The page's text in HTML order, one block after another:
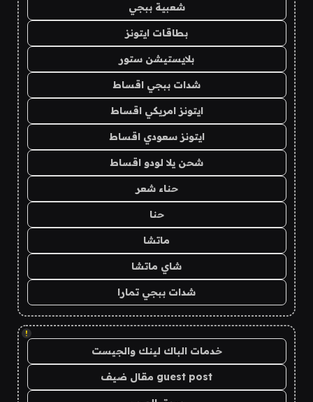
شعبية ببجي
بطاقات ايتونز
بلايستيشن ستور
شدات ببجي اقساط
ايتونز امريكي اقساط
ايتونز سعودي اقساط
شحن يلا لودو اقساط
حناء شعر
حنا
ماتشا
شاي ماتشا
شدات ببجي تمارا
!
خدمات الباك لينك والجيست
guest post مقال ضيف